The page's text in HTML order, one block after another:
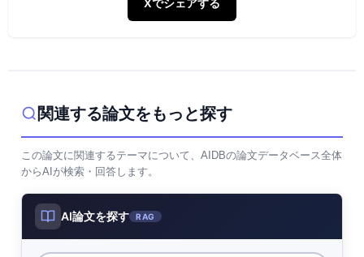
関連する論文をもっと探す
この論文に関連するテーマについて、AIDBの論文データベース全体
からAIが検索・回答します。
AI論文を探す RAG